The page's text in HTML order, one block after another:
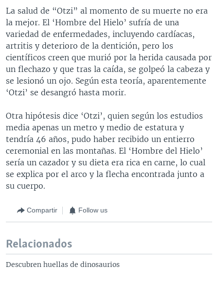
La salud de “Otzi” al momento de su muerte no era
la mejor. El ‘Hombre del Hielo’ sufría de una
variedad de enfermedades, incluyendo cardíacas,
artritis y deterioro de la dentición, pero los
científicos creen que murió por la herida causada por
un flechazo y que tras la caída, se golpeó la cabeza y
se lesionó un ojo. Según esta teoría, aparentemente
‘Otzi’ se desangró hasta morir.
Otra hipótesis dice ‘Otzi’, quien según los estudios
media apenas un metro y medio de estatura y
tendría 46 años, pudo haber recibido un entierro
ceremonial en las montañas. El ‘Hombre del Hielo’
sería un cazador y su dieta era rica en carne, lo cual
se explica por el arco y la flecha encontrada junto a
su cuerpo.
Compartir Follow us
Relacionados
Descubren huellas de dinosaurios